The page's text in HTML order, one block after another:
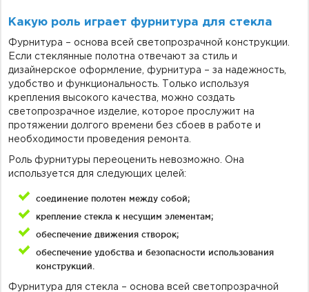
Какую роль играет фурнитура для стекла
Фурнитура – основа всей светопрозрачной конструкции.
Если стеклянные полотна отвечают за стиль и
дизайнерское оформление, фурнитура – за надежность,
удобство и функциональность. Только используя
крепления высокого качества, можно создать
светопрозрачное изделие, которое прослужит на
протяжении долгого времени без сбоев в работе и
необходимости проведения ремонта.
Роль фурнитуры переоценить невозможно. Она
используется для следующих целей:
соединение полотен между собой;
крепление стекла к несущим элементам;
обеспечение движения створок;
обеспечение удобства и безопасности использования
конструкций.
Фурнитура для стекла – основа всей светопрозрачной